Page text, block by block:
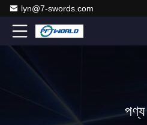
lyn@7-swords.com
পণ্য